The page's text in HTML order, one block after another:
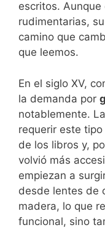
escritos.
rudimentarias,
camino que
que leemos.
En el siglo XV,
la demanda por
notablemente.
requerir este
de los libros y,
volvió más
empiezan a
desde lentes de
madera, lo que
funcional, sino